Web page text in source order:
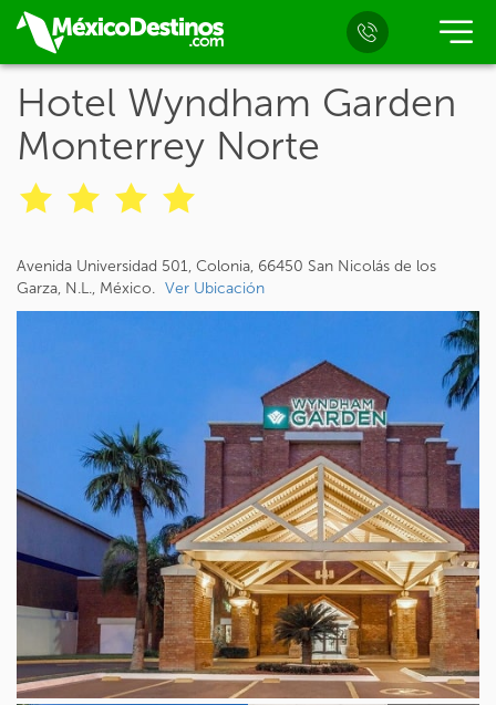
Hotel Wyndham Garden
Monterrey Norte
Avenida Universidad 501, Colonia, 66450 San Nicolás de los
Garza, N.L., México. Ver Ubicación